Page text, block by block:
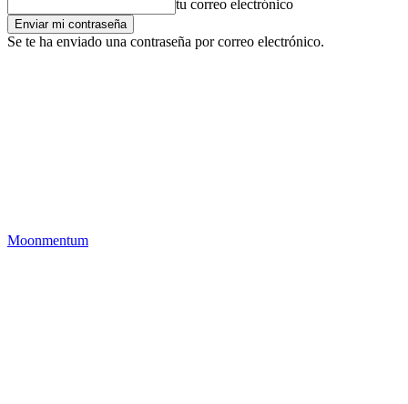
tu correo electrónico
Se te ha enviado una contraseña por correo electrónico.
Moonmentum